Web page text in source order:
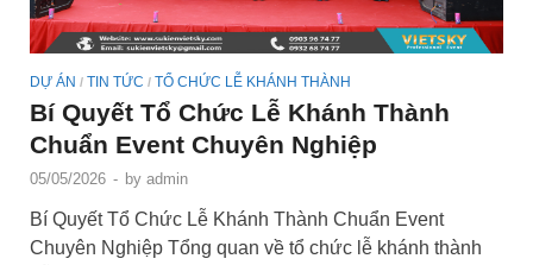
DỰ ÁN / TIN TỨC / TỔ CHỨC LỄ KHÁNH THÀNH
Bí Quyết Tổ Chức Lễ Khánh Thành
Chuẩn Event Chuyên Nghiệp
05/05/2026 - by admin
Bí Quyết Tổ Chức Lễ Khánh Thành Chuẩn Event
Chuyên Nghiệp Tổng quan về tổ chức lễ khánh thành